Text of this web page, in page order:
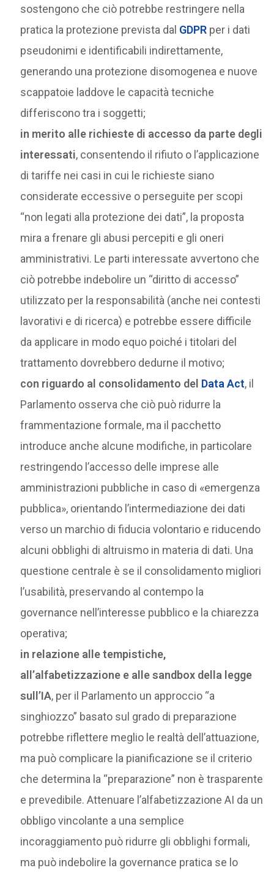
sostengono che ciò potrebbe restringere nella
pratica la protezione prevista dal GDPR per i dati
pseudonimi e identificabili indirettamente,
generando una protezione disomogenea e nuove
scappatoie laddove le capacità tecniche
differiscono tra i soggetti;
in merito alle richieste di accesso da parte degli
interessati, consentendo il rifiuto o l’applicazione
di tariffe nei casi in cui le richieste siano
considerate eccessive o perseguite per scopi
“non legati alla protezione dei dati”, la proposta
mira a frenare gli abusi percepiti e gli oneri
amministrativi. Le parti interessate avvertono che
ciò potrebbe indebolire un “diritto di accesso”
utilizzato per la responsabilità (anche nei contesti
lavorativi e di ricerca) e potrebbe essere difficile
da applicare in modo equo poiché i titolari del
trattamento dovrebbero dedurne il motivo;
con riguardo al consolidamento del Data Act, il
Parlamento osserva che ciò può ridurre la
frammentazione formale, ma il pacchetto
introduce anche alcune modifiche, in particolare
restringendo l’accesso delle imprese alle
amministrazioni pubbliche in caso di «emergenza
pubblica», orientando l’intermediazione dei dati
verso un marchio di fiducia volontario e riducendo
alcuni obblighi di altruismo in materia di dati. Una
questione centrale è se il consolidamento migliori
l’usabilità, preservando al contempo la
governance nell’interesse pubblico e la chiarezza
operativa;
in relazione alle tempistiche,
all’alfabetizzazione e alle sandbox della legge
sull’IA, per il Parlamento un approccio “a
singhiozzo” basato sul grado di preparazione
potrebbe riflettere meglio le realtà dell’attuazione,
ma può complicare la pianificazione se il criterio
che determina la “preparazione” non è trasparente
e prevedibile. Attenuare l’alfabetizzazione AI da un
obbligo vincolante a una semplice
incoraggiamento può ridurre gli obblighi formali,
ma può indebolire la governance pratica se lo